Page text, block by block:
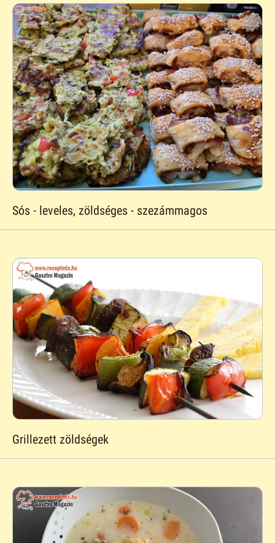
Sós - leveles, zöldséges - szezámmagos
Grillezett zöldségek